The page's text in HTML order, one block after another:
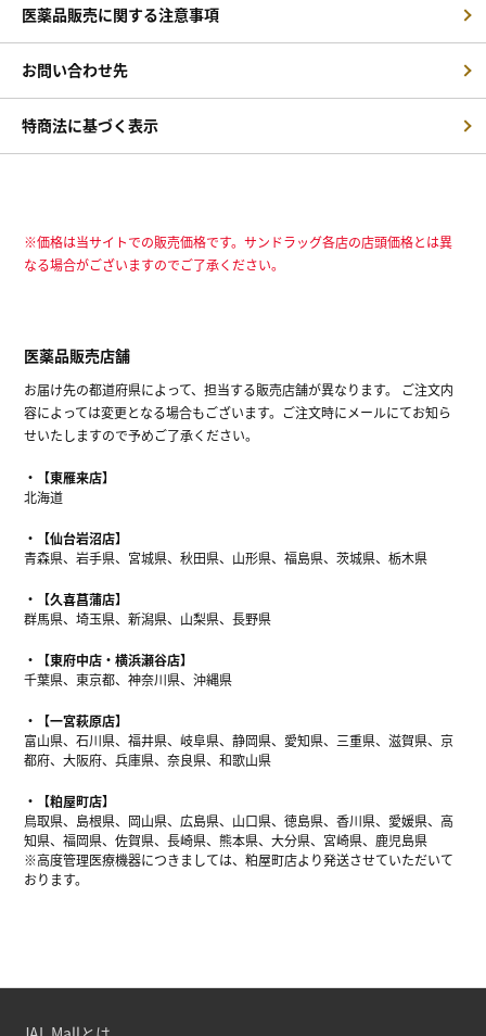
医薬品販売に関する注意事項
お問い合わせ先
特商法に基づく表示
※価格は当サイトでの販売価格です。サンドラッグ各店の店頭価格とは異
なる場合がございますのでご了承ください。
医薬品販売店舗
お届け先の都道府県によって、担当する販売店舗が異なります。 ご注文内
容によっては変更となる場合もございます。ご注文時にメールにてお知ら
せいたしますので予めご了承ください。
【東雁来店】
北海道
【仙台岩沼店】
青森県、岩手県、宮城県、秋田県、山形県、福島県、茨城県、栃木県
【久喜菖蒲店】
群馬県、埼玉県、新潟県、山梨県、長野県
【東府中店・横浜瀬谷店】
千葉県、東京都、神奈川県、沖縄県
【一宮萩原店】
富山県、石川県、福井県、岐阜県、静岡県、愛知県、三重県、滋賀県、京
都府、大阪府、兵庫県、奈良県、和歌山県
【粕屋町店】
鳥取県、島根県、岡山県、広島県、山口県、徳島県、香川県、愛媛県、高
知県、福岡県、佐賀県、長崎県、熊本県、大分県、宮崎県、鹿児島県
※高度管理医療機器につきましては、粕屋町店より発送させていただいて
おります。